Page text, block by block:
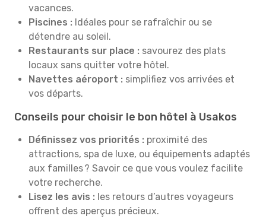
vacances.
Piscines : Idéales pour se rafraîchir ou se
détendre au soleil.
Restaurants sur place : savourez des plats
locaux sans quitter votre hôtel.
Navettes aéroport : simplifiez vos arrivées et
vos départs.
Conseils pour choisir le bon hôtel à Usakos
Définissez vos priorités : proximité des
attractions, spa de luxe, ou équipements adaptés
aux familles ? Savoir ce que vous voulez facilite
votre recherche.
Lisez les avis : les retours d’autres voyageurs
offrent des aperçus précieux.